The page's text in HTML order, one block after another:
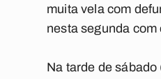
muita vela com
nesta segunda
Na tarde de